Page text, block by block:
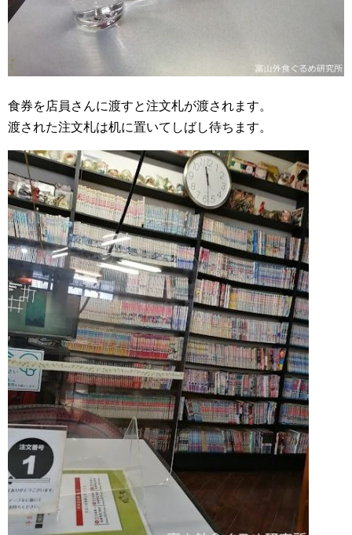
食券を店員さんに渡すと注文札が渡されます。
渡された注文札は机に置いてしばし待ちます。